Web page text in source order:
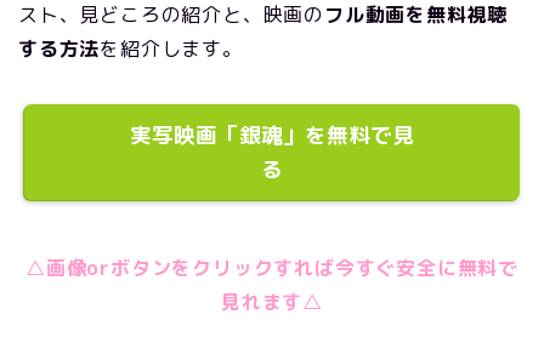
スト、見どころの紹介と、映画のフル動画を無料視聴
する方法を紹介します。
実写映画「銀魂」を無料で見
る
△画像orボタンをクリックすれば今すぐ安全に無料で
見れます△